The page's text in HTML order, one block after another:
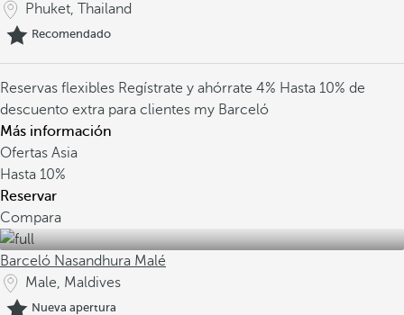
Phuket, Thailand
Recomendado
Reservas flexibles Regístrate y ahórrate 4% Hasta 10% de
descuento extra para clientes my Barceló
Más información
Ofertas Asia
Hasta 10%
Reservar
Compara
Barceló Nasandhura Malé
Male, Maldives
Nueva apertura